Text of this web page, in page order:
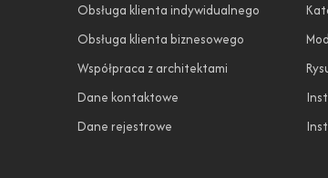
Obsługa klienta indywidualnego
Obsługa klienta biznesowego
Współpraca z architektami
Dane kontaktowe
Dane rejestrowe